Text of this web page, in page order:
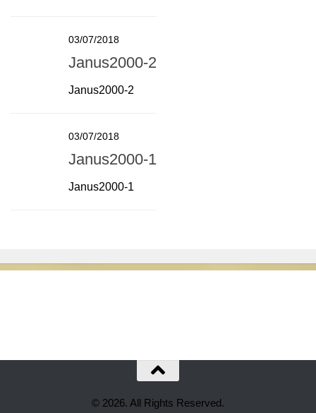
03/07/2018
Janus2000-2
Janus2000-2
03/07/2018
Janus2000-1
Janus2000-1
© 2026. All Rights Reserved.